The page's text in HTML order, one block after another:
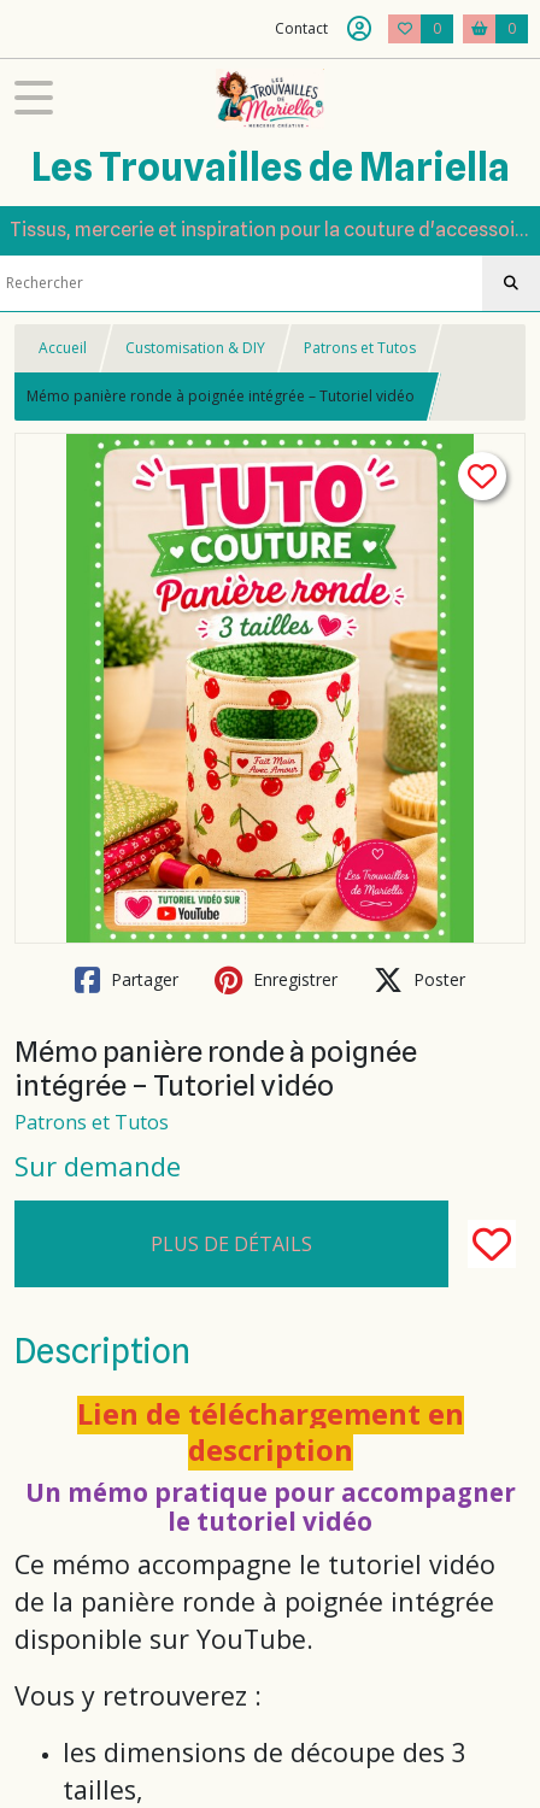
Contact 0 0
Les Trouvailles de Mariella
Tissus, mercerie et inspiration pour la couture d'accessoires
Accueil Customisation & DIY Patrons et Tutos
Mémo panière ronde à poignée intégrée – Tutoriel vidéo
Partager Enregistrer Poster
Mémo panière ronde à poignée
intégrée – Tutoriel vidéo
Patrons et Tutos
Sur demande
PLUS DE DÉTAILS
Description
Lien de téléchargement en
description
Un mémo pratique pour accompagner
le tutoriel vidéo
Ce mémo accompagne le tutoriel vidéo
de la panière ronde à poignée intégrée
disponible sur YouTube.
Vous y retrouverez :
les dimensions de découpe des 3
tailles,